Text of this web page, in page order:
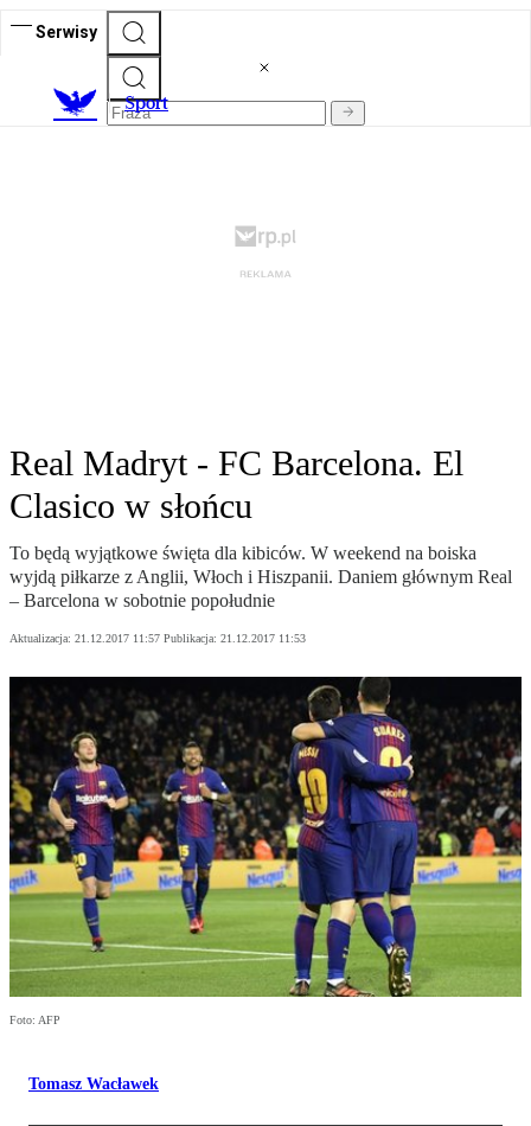
Serwisy
Sport
Real Madryt - FC Barcelona. El
Clasico w słońcu
To będą wyjątkowe święta dla kibiców. W weekend na boiska
wyjdą piłkarze z Anglii, Włoch i Hiszpanii. Daniem głównym Real
– Barcelona w sobotnie popołudnie
Aktualizacja: 21.12.2017 11:57 Publikacja: 21.12.2017 11:53
Foto: AFP
Tomasz Wacławek